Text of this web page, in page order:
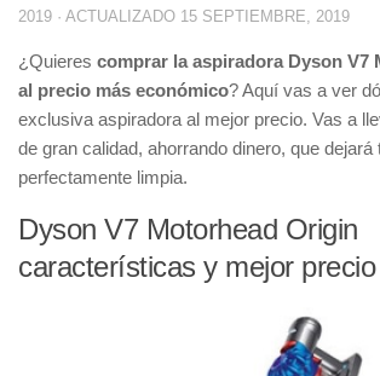
2019 · ACTUALIZADO 15 SEPTIEMBRE, 2019
¿Quieres comprar la aspiradora Dyson V7
al precio más económico? Aquí vas a ver
exclusiva aspiradora al mejor precio. Vas a
de gran calidad, ahorrando dinero, que dejará
perfectamente limpia.
Dyson V7 Motorhead Origin
características y mejor precio